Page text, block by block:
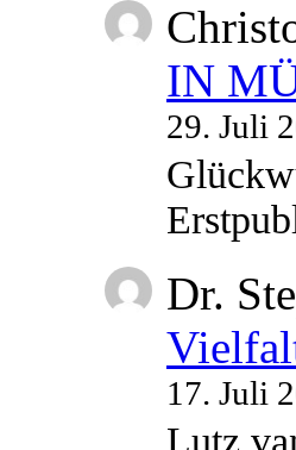
IN
29. Juli
Dr.
17. Juli
Lutz